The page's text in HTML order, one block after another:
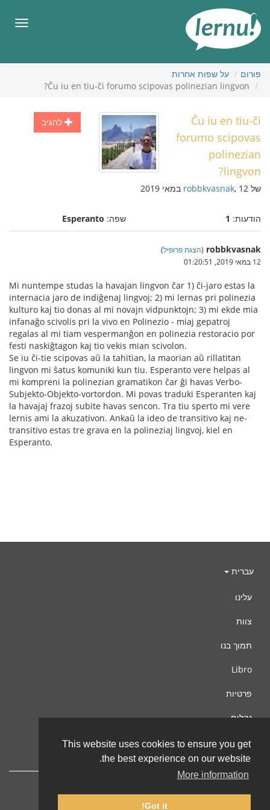
This website uses cookies to ensure you get
the best experience on our website.
More information
Got it!
העניינים
פורום
על שפות אחרות
Ĉu iu en tiu-ĉi forumo scipovas polinezian lingvon?
להגיב
Ĉu iu en tiu-ĉi
forumo scipovas
polinezian
lingvon?
של robbkvasnak, 12 במאי 2019
הודעות: 1 שפה: Esperanto
robbkvasnak
(הצגת פרופיל)
12 במאי 2019, 01:20:51
Mi nuntempe studas la havajan lingvon ĉar 1) ĉi-jaro estas la
internacia jaro de indiĝenaj lingvoj; 2) mi lernas pri polinezia
kulturo kaj tio donas al mi novajn vidpunktojn; 3) mi ekde mia
infanaĝo scivolis pri la vivo en Polinezio - miaj gepatroj
regalas al mi tiam vespermanĝon en polinezia restoracio por
festi naskiĝtagon kaj tio vekis mian scivolon.
Se iu ĉi-tie scipovas aŭ la tahitian, la maorian aŭ rillatitan
lingvon mi ŝatus komuniki kun tiu. Esperanto vere helpas al
mi kompreni la polinezian gramatikon ĉar ĝi havas Verbo-
Subjekto-Objekto-vortordon. Mi povas traduki Esperanten kaj
la havajaj frazoj subite havas sencon. Tra tiu sperto mi vere
lernis ami la akuzativon. Ankaŭ la ideo de transitivo kaj ne-
transitivo estas tre grava en la polineziaj lingvoj, kiel en
Esperanto.
עברית
עלינו
צוות
תמוך בנו
Libro
פרטיות
נהלים
צור קשר